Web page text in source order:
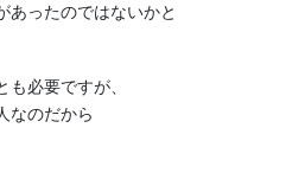
あったのではないかと
必要ですが、
なのだから